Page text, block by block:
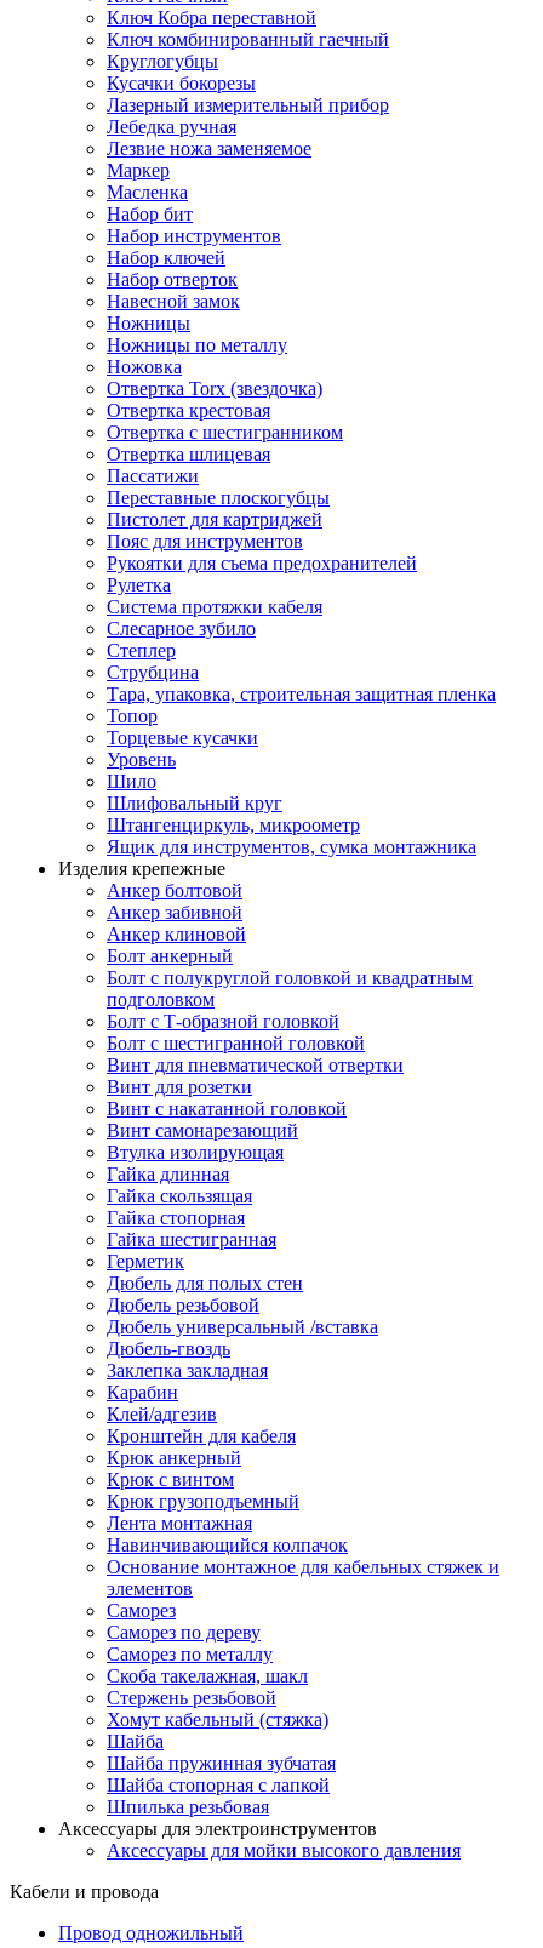
Ключ Кобра переставной
Ключ комбинированный гаечный
Круглогубцы
Кусачки бокорезы
Лазерный измерительный прибор
Лебедка ручная
Лезвие ножа заменяемое
Маркер
Масленка
Набор бит
Набор инструментов
Набор ключей
Набор отверток
Навесной замок
Ножницы
Ножницы по металлу
Ножовка
Отвертка Torx (звездочка)
Отвертка крестовая
Отвертка с шестигранником
Отвертка шлицевая
Пассатижи
Переставные плоскогубцы
Пистолет для картриджей
Пояс для инструментов
Рукоятки для съема предохранителей
Рулетка
Система протяжки кабеля
Слесарное зубило
Степлер
Струбцина
Тара, упаковка, строительная защитная пленка
Топор
Торцевые кусачки
Уровень
Шило
Шлифовальный круг
Штангенциркуль, микроометр
Ящик для инструментов, сумка монтажника
Изделия крепежные
Анкер болтовой
Анкер забивной
Анкер клиновой
Болт анкерный
Болт с полукруглой головкой и квадратным
подголовком
Болт с Т-образной головкой
Болт с шестигранной головкой
Винт для пневматической отвертки
Винт для розетки
Винт с накатанной головкой
Винт самонарезающий
Втулка изолирующая
Гайка длинная
Гайка скользящая
Гайка стопорная
Гайка шестигранная
Герметик
Дюбель для полых стен
Дюбель резьбовой
Дюбель универсальный /вставка
Дюбель-гвоздь
Заклепка закладная
Карабин
Клей/адгезив
Кронштейн для кабеля
Крюк анкерный
Крюк с винтом
Крюк грузоподъемный
Лента монтажная
Навинчивающийся колпачок
Основание монтажное для кабельных стяжек и
элементов
Саморез
Саморез по дереву
Саморез по металлу
Скоба такелажная, шакл
Стержень резьбовой
Хомут кабельный (стяжка)
Шайба
Шайба пружинная зубчатая
Шайба стопорная с лапкой
Шпилька резьбовая
Аксессуары для электроинструментов
Аксессуары для мойки высокого давления
Кабели и провода
Провод одножильный